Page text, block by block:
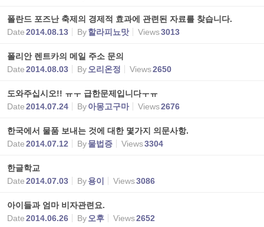
폴란드 포즈난 축제의 경제적 효과에 관련된 자료를 찾습니다.
Date2014.08.13 By할라피뇨맛 Views3013
폴리안 렌트카의 메일 주소 문의
Date2014.08.03 By 오리온정 Views2650
도와주십시오!! ㅠㅜ 급한문제입니다ㅜㅠ
Date2014.07.24 By아몽고구마 Views2676
한국에서 물품 보내는 것에 대한 몇가지 의문사항.
Date2014.07.12 By물법증 Views3304
한글학교
Date2014.07.03 By용이 Views3086
아이들과 엄마 비자관련요.
Date2014.06.26 By 오후 Views2652